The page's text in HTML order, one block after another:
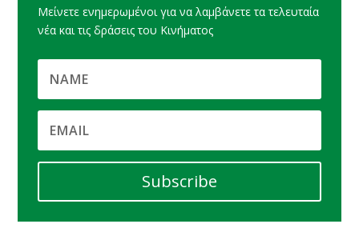
Μείνετε ενημερωμένοι για να λαμβάνετε τα τελευταία
νέα και τις δράσεις του Κινήματος
Subscribe